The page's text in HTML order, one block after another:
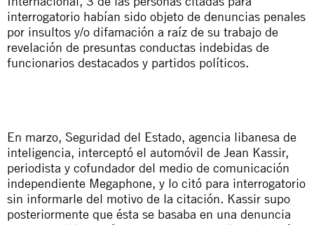
interrogatorio habían sido objeto de denuncias penales
por insultos y/o difamación a raíz de su trabajo de
revelación de presuntas conductas indebidas de
funcionarios destacados y partidos políticos.
En marzo, Seguridad del Estado, agencia libanesa de
inteligencia, interceptó el automóvil de Jean Kassir,
periodista y cofundador del medio de comunicación
independiente Megaphone, y lo citó para interrogatorio
sin informarle del motivo de la citación. Kassir supo
posteriormente que ésta se basaba en una denuncia